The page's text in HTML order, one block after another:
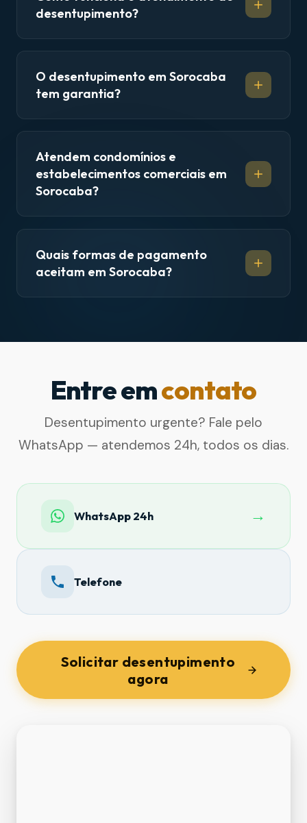
desentupimento?
O desentupimento em Sorocaba
tem garantia?
Atendem condomínios e
estabelecimentos comerciais em
Sorocaba?
Quais formas de pagamento
aceitam em Sorocaba?
Entre emcontato
Desentupimento urgente? Fale pelo
WhatsApp — atendemos 24h, todos os dias.
WhatsApp 24h →
Telefone
Solicitar desentupimento
agora